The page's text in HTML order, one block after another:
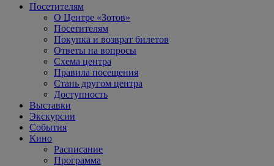
Посетителям
О Центре «Зотов»
Посетителям
Покупка и возврат билетов
Ответы на вопросы
Схема центра
Правила посещения
Стань другом центра
Доступность
Выставки
Экскурсии
События
Кино
Расписание
Программа